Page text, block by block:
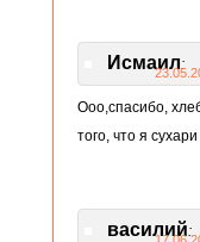
Исмаил:
Ооо,спасибо,
того, что я
василий: